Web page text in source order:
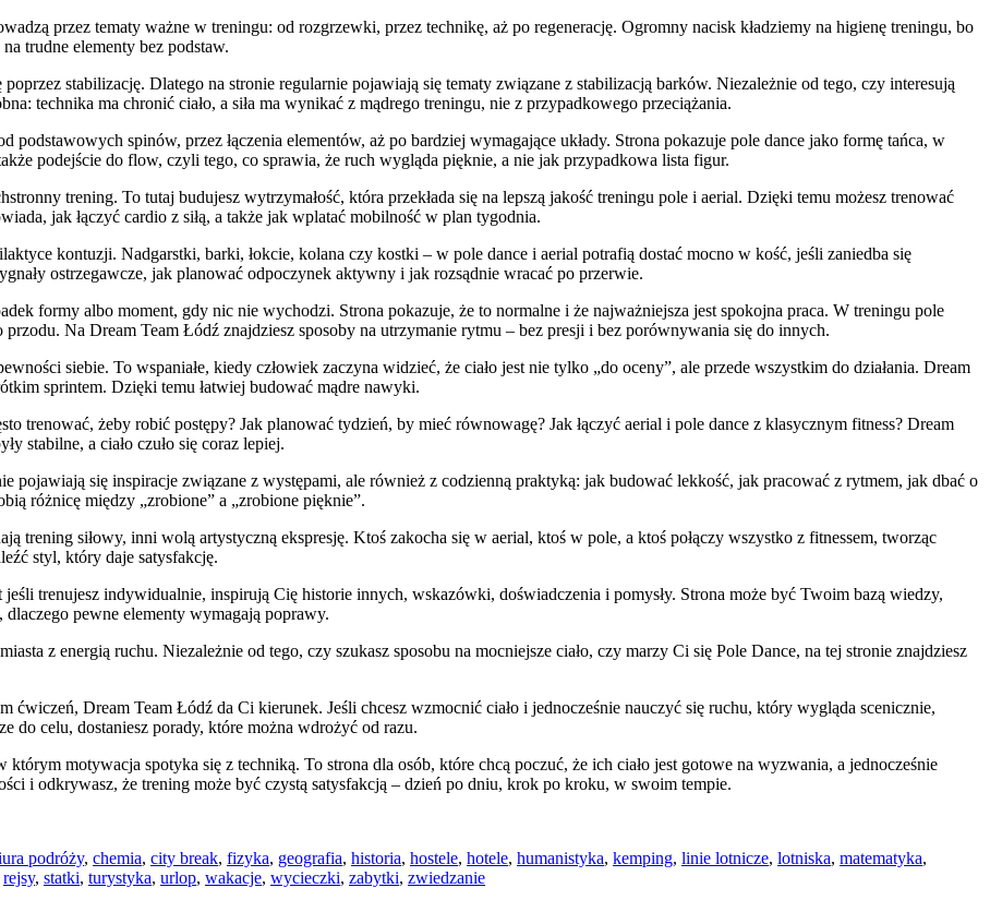
przez tematy ważne w treningu: od rozgrzewki, przez technikę, aż po regenerację. Ogromny nacisk kładziemy na higienę treningu, bo
trudne elementy bez podstaw.
stabilizację. Dlatego na stronie regularnie pojawiają się tematy związane z stabilizacją barków. Niezależnie od tego, czy interesują
technika ma chronić ciało, a siła ma wynikać z mądrego treningu, nie z przypadkowego przeciążania.
podstawowych spinów, przez łączenia elementów, aż po bardziej wymagające układy. Strona pokazuje pole dance jako formę tańca, w
podejście do flow, czyli tego, co sprawia, że ruch wygląda pięknie, a nie jak przypadkowa lista figur.
trening. To tutaj budujesz wytrzymałość, która przekłada się na lepszą jakość treningu pole i aerial. Dzięki temu możesz trenować
jak łączyć cardio z siłą, a także jak wplatać mobilność w plan tygodnia.
kontuzji. Nadgarstki, barki, łokcie, kolana czy kostki – w pole dance i aerial potrafią dostać mocno w kość, jeśli zaniedba się
ostrzegawcze, jak planować odpoczynek aktywny i jak rozsądnie wracać po przerwie.
formy albo moment, gdy nic nie wychodzi. Strona pokazuje, że to normalne i że najważniejsza jest spokojna praca. W treningu pole
Na Dream Team Łódź znajdziesz sposoby na utrzymanie rytmu – bez presji i bez porównywania się do innych.
siebie. To wspaniałe, kiedy człowiek zaczyna widzieć, że ciało jest nie tylko „do oceny”, ale przede wszystkim do działania. Dream
sprintem. Dzięki temu łatwiej budować mądre nawyki.
trenować, żeby robić postępy? Jak planować tydzień, by mieć równowagę? Jak łączyć aerial i pole dance z klasycznym fitness? Dream
stabilne, a ciało czuło się coraz lepiej.
pojawiają się inspiracje związane z występami, ale również z codzienną praktyką: jak budować lekkość, jak pracować z rytmem, jak dbać o
różnicę między „zrobione” a „zrobione pięknie”.
trening siłowy, inni wolą artystyczną ekspresję. Ktoś zakocha się w aerial, ktoś w pole, a ktoś połączy wszystko z fitnessem, tworząc
styl, który daje satysfakcję.
trenujesz indywidualnie, inspirują Cię historie innych, wskazówki, doświadczenia i pomysły. Strona może być Twoim bazą wiedzy,
pewne elementy wymagają poprawy.
z energią ruchu. Niezależnie od tego, czy szukasz sposobu na mocniejsze ciało, czy marzy Ci się Pole Dance, na tej stronie znajdziesz
ćwiczeń, Dream Team Łódź da Ci kierunek. Jeśli chcesz wzmocnić ciało i jednocześnie nauczyć się ruchu, który wygląda scenicznie,
do celu, dostaniesz porady, które można wdrożyć od razu.
motywacja spotyka się z techniką. To strona dla osób, które chcą poczuć, że ich ciało jest gotowe na wyzwania, a jednocześnie
i odkrywasz, że trening może być czystą satysfakcją – dzień po dniu, krok po kroku, w swoim tempie.
podróży, chemia, city break, fizyka, geografia, historia, hostele, hotele, humanistyka, kemping, linie lotnicze, lotniska, matematyka,
rejsy, statki, turystyka, urlop, wakacje, wycieczki, zabytki, zwiedzanie